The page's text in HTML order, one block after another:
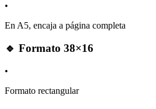
•
En A5, encaja a página completa
🔹 Formato 38×16
•
Formato rectangular